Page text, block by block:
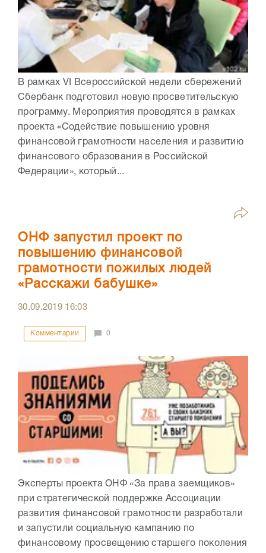
В рамках VI Всероссийской недели сбережений
Сбербанк подготовил новую просветительскую
программу. Мероприятия проводятся в рамках
проекта «Содействие повышению уровня
финансовой грамотности населения и развитию
финансового образования в Российской
Федерации», который...
ОНФ запустил проект по
повышению финансовой
грамотности пожилых людей
«Расскажи бабушке»
30.09.2019 16:03
Комментарии 0
Эксперты проекта ОНФ «За права заемщиков»
при стратегической поддержке Ассоциации
развития финансовой грамотности разработали
и запустили социальную кампанию по
финансовому просвещению старшего поколения